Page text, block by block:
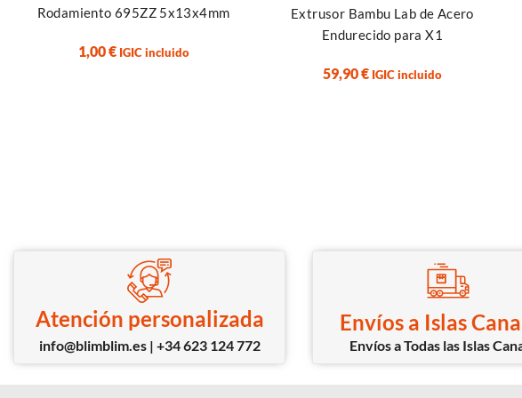
Rodamiento 695ZZ 5x13x4mm
1,00€ IGIC incluido
Extrusor Bambu Lab de Acero
Endurecido para X1
59,90€ IGIC incluido
Atención personalizada
info@blimblim.es | +34 623 124 772
Envíos a Islas
Envíos a Todas las Islas